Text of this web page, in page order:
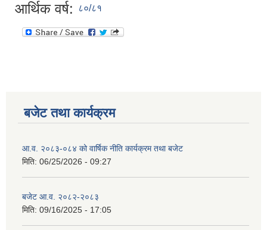
आर्थिक वर्ष: ८०/८१
बजेट तथा कार्यक्रम
आ.व. २०८३-०८४ को वार्षिक नीति कार्यक्रम तथा बजेट
मिति: 06/25/2026 - 09:27
बजेट आ.व. २०८२-२०८३
मिति: 09/16/2025 - 17:05